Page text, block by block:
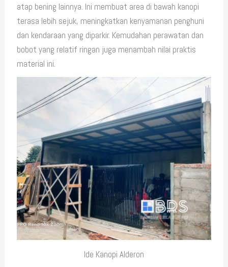
atap bening lainnya. Ini membuat area di bawah kanopi
terasa lebih sejuk, meningkatkan kenyamanan penghuni
dan kendaraan yang diparkir. Kemudahan perawatan dan
bobot yang relatif ringan juga menambah nilai praktis
material ini.
Ide Kanopi Alderon